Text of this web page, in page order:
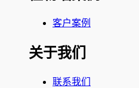
客户案例
关于我们
联系我们